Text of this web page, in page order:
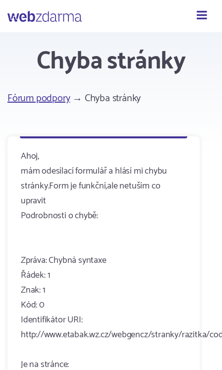
Webzdarma
Chyba stránky
Fórum podpory→ Chyba stránky
Ahoj,
mám odesílací formulář a hlásí mi chybu
stránky.Form je funkční,ale netuším co
upravit
Podrobnosti o chybě:
Zpráva: Chybná syntaxe
Řádek: 1
Znak: 1
Kód: 0
Identifikátor URI:
http://www.etabak.wz.cz/webgencz/stranky/razitka/
Je na stránce: